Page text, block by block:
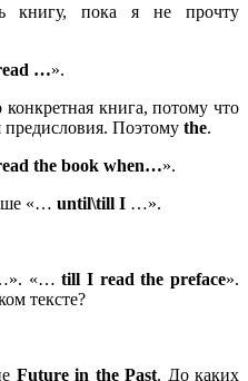
книгу, пока я не прочту
…».
книга, потому что
предисловия. Поэтому the.
the book when…».
«… until\till I …».
«…till I read the preface».
тексте?
Future in the Past. До каких